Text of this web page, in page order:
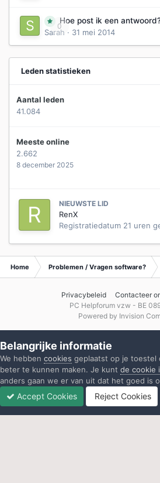
0
Hoe post ik een
Sarah · 31 mei 2014
Leden statistieken
Aantal leden
41.084
Meeste online
2.662
8 december 2025
NIEUWSTE LID
RenX
Registratiedatum 21 uren
Home Problemen / Vragen software?
Privacybeleid Contacteer
PC Helpforum vzw - BE
Powered by Invision
Belangrijke informatie
We hebben cookies geplaatst op je toestel
beter te kunnen maken. Je kunt de cookie
anders gaan we er van uit dat het goed is
Accept Cookies Reject Cookies
Ongelezen